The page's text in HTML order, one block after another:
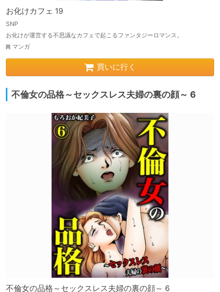
お化けカフェ 19
SNP
お化けが運営する不思議なカフェで起こるファンタジーロマンス。
マンガ
買いに行く
不倫女の品格～セックスレス夫婦の裏の顔～ 6
不倫女の品格～セックスレス夫婦の裏の顔～ 6